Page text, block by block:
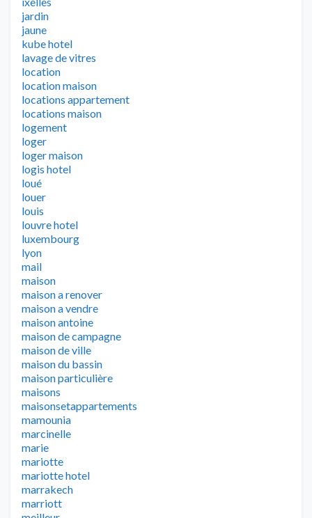
jardin
jaune
kube hotel
lavage de vitres
location
location maison
locations appartement
locations maison
logement
loger
loger maison
logis hotel
loué
louer
louis
louvre hotel
luxembourg
lyon
mail
maison
maison a renover
maison a vendre
maison antoine
maison de campagne
maison de ville
maison du bassin
maison particulière
maisons
maisonsetappartements
mamounia
marcinelle
marie
mariotte
mariotte hotel
marrakech
marriott